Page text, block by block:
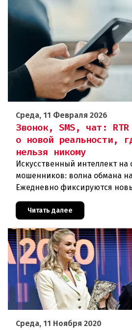
Среда, 11 Февраля 2026
Звонок, SMS, чат: RTR
о новой реальности,
нельзя никому
Искусственный интеллект на
мошенников: волна обмана
Ежедневно фиксируются
интернете с использованием
Читать далее
Среда, 11 Ноября 2020